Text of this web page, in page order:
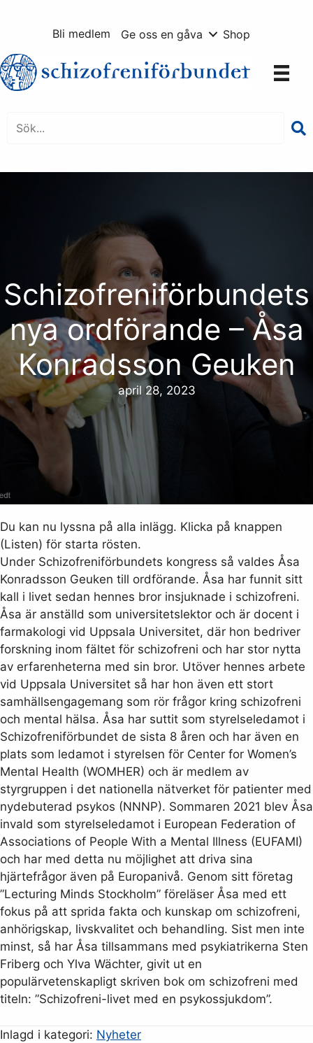
Bli medlem Ge oss en gåva Shop
Schizofreniförbundets
nya ordförande – Åsa
Konradsson Geuken
april 28, 2023
Du kan nu lyssna på alla inlägg. Klicka på knappen
(Listen) för starta rösten.
Under Schizofreniförbundets kongress så valdes Åsa
Konradsson Geuken till ordförande. Åsa har funnit sitt
kall i livet sedan hennes bror insjuknade i schizofreni.
Åsa är anställd som universitetslektor och är docent i
farmakologi vid Uppsala Universitet, där hon bedriver
forskning inom fältet för schizofreni och har stor nytta
av erfarenheterna med sin bror. Utöver hennes arbete
vid Uppsala Universitet så har hon även ett stort
samhällsengagemang som rör frågor kring schizofreni
och mental hälsa. Åsa har suttit som styrelseledamot i
Schizofreniförbundet de sista 8 åren och har även en
plats som ledamot i styrelsen för Center for Women’s
Mental Health (WOMHER) och är medlem av
styrgruppen i det nationella nätverket för patienter med
nydebuterad psykos (NNNP). Sommaren 2021 blev Åsa
invald som styrelseledamot i European Federation of
Associations of People With a Mental Illness (EUFAMI)
och har med detta nu möjlighet att driva sina
hjärtefrågor även på Europanivå. Genom sitt företag
”Lecturing Minds Stockholm” föreläser Åsa med ett
fokus på att sprida fakta och kunskap om schizofreni,
anhörigskap, livskvalitet och behandling. Sist men inte
minst, så har Åsa tillsammans med psykiatrikerna Sten
Friberg och Ylva Wächter, givit ut en
populärvetenskapligt skriven bok om schizofreni med
titeln: ”Schizofreni-livet med en psykossjukdom”.
Inlagd i kategori: Nyheter